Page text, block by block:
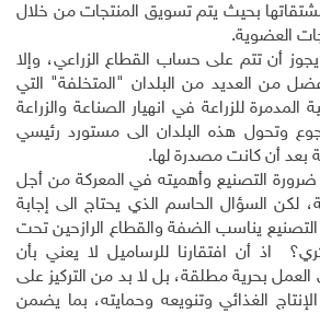
بحيث يتم تسويق المنتجات من خلال
العضوية.
أن تتم على حساب القطاع الزراعي، وإلا
من العديد من البلدان "المتخلفة" التي
المدمرة للزراعة في انهيار الصناعة والزراعة
وتحول هذه البلدان الى مستورد رئيسي
بعد أن كانت مصدرة لها.
التصنيع وأهميته في المعركة من أجل
لكن السؤال الحاسم الذي يحتاج الى إجابة
يناسب الضفة والقطاع الرازحين تحت
اذ أن افتقارنا للرساميل لا يعني بأن
بحرية مطلقة، بل لا بد من التركيز على
الإنتاج الغذائي وتنويعه وحمايته، بما يضمن